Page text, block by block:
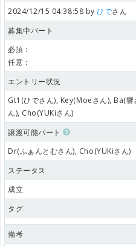
2024/12/15 04:38:58 byひでさん
募集中パート
必須：
任意：
エントリー状況
Gt1(ひでさん), Key(Moeさん), Ba(
ん), Cho(YUKiさん)
譲渡可能パート
Dr(ふぁんとむさん), Cho(YUKiさん)
ステータス
成立
タグ
備考